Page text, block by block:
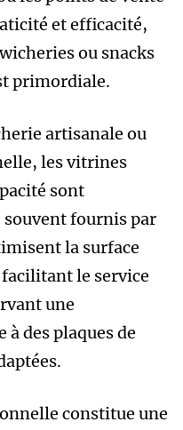
et efficacité,
ou snacks
primordiale.
artisanale ou
les vitrines
sont
souvent fournis par
la surface
le service
une
des plaques de
constitue une